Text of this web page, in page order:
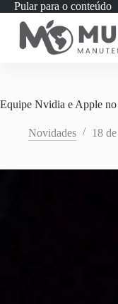
Pular para o conteúdo
Equipe Nvidia e Apple
Novidades 18